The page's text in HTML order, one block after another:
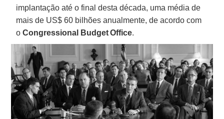
implantação até o final desta década, uma média de
mais de US$ 60 bilhões anualmente, de acordo com
oCongressional Budget Office.